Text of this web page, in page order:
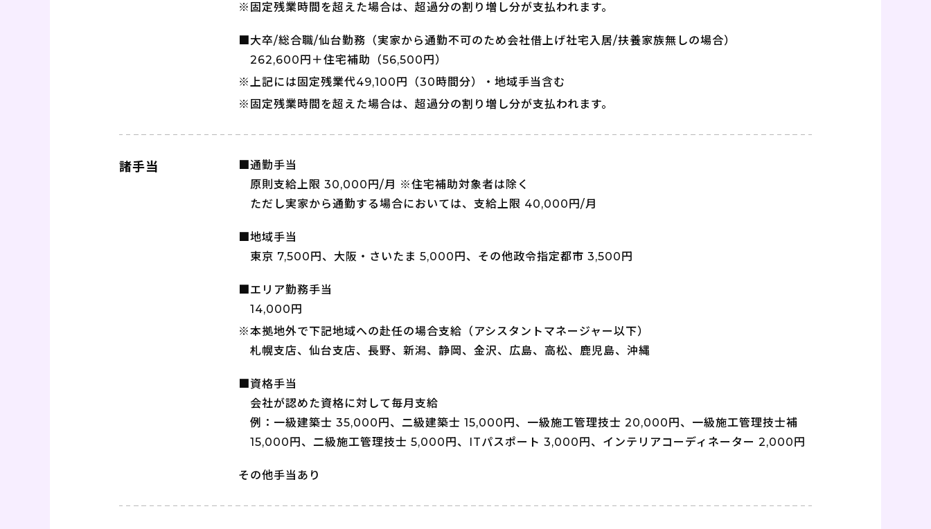
※固定残業時間を超えた場合は、超過分の割り増し分が支払われます。
■大卒/総合職/仙台勤務（実家から通勤不可のため会社借上げ社宅入居/扶養家族無しの場合）
262,600円＋住宅補助（56,500円）
※上記には固定残業代49,100円（30時間分）・地域手当含む
※固定残業時間を超えた場合は、超過分の割り増し分が支払われます。
諸手当
■通勤手当
原則支給上限 30,000円/月 ※住宅補助対象者は除く
ただし実家から通勤する場合においては、支給上限 40,000円/月
■地域手当
東京 7,500円、大阪・さいたま 5,000円、その他政令指定都市 3,500円
■エリア勤務手当
14,000円
※本拠地外で下記地域への赴任の場合支給（アシスタントマネージャー以下）
札幌支店、仙台支店、長野、新潟、静岡、金沢、広島、高松、鹿児島、沖縄
■資格手当
会社が認めた資格に対して毎月支給
例：一級建築士 35,000円、二級建築士 15,000円、一級施工管理技士 20,000円、一級施工管理技士補
15,000円、二級施工管理技士 5,000円、ITパスポート 3,000円、インテリアコーディネーター 2,000円
その他手当あり